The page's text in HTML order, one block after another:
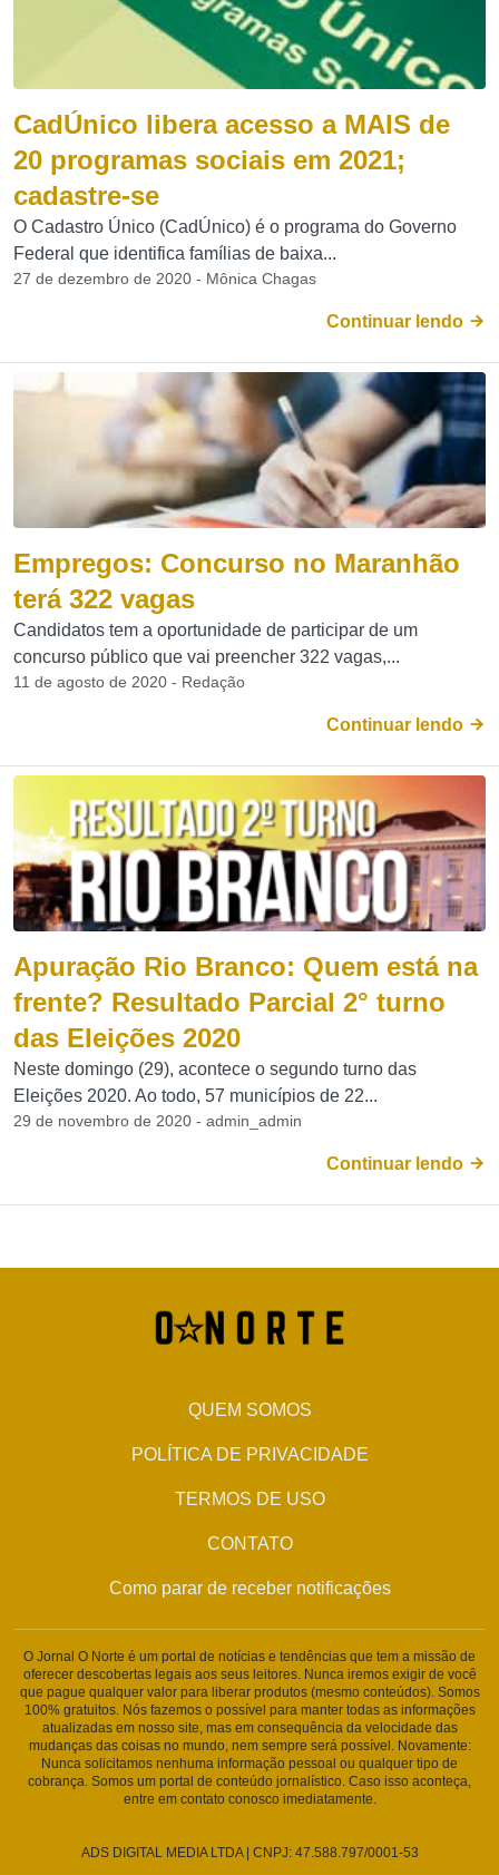
CadÚnico libera acesso a MAIS de
20 programas sociais em 2021;
cadastre-se
O Cadastro Único (CadÚnico) é o programa do Governo
Federal que identifica famílias de baixa...
27 de dezembro de 2020 - Mônica Chagas
Continuar lendo
Empregos: Concurso no Maranhão
terá 322 vagas
Candidatos tem a oportunidade de participar de um
concurso público que vai preencher 322 vagas,...
11 de agosto de 2020 - Redação
Continuar lendo
Apuração Rio Branco: Quem está na
frente? Resultado Parcial 2° turno
das Eleições 2020
Neste domingo (29), acontece o segundo turno das
Eleições 2020. Ao todo, 57 municípios de 22...
29 de novembro de 2020 - admin_admin
Continuar lendo
QUEM SOMOS
POLÍTICA DE PRIVACIDADE
TERMOS DE USO
CONTATO
Como parar de receber notificações
O Jornal O Norte é um portal de notícias e tendências que tem a missão de
oferecer descobertas legais aos seus leitores. Nunca iremos exigir de você
que pague qualquer valor para liberar produtos (mesmo conteúdos). Somos
100% gratuitos. Nós fazemos o possível para manter todas as informações
atualizadas em nosso site, mas em consequência da velocidade das
mudanças das coisas no mundo, nem sempre será possível. Novamente:
Nunca solicitamos nenhuma informação pessoal ou qualquer tipo de
cobrança. Somos um portal de conteúdo jornalístico. Caso isso aconteça,
entre em contato conosco imediatamente.
ADS DIGITAL MEDIA LTDA | CNPJ: 47.588.797/0001-53